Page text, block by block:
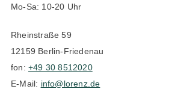
Mo-Sa: 10-20 Uhr
Rheinstraße 59
12159 Berlin-Friedenau
fon: +49 30 8512020
E-Mail: info@lorenz.de